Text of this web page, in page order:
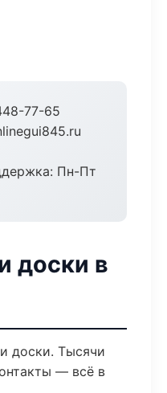
77-65
Пн-Пт
доски в
доски. Тысячи
— всё в